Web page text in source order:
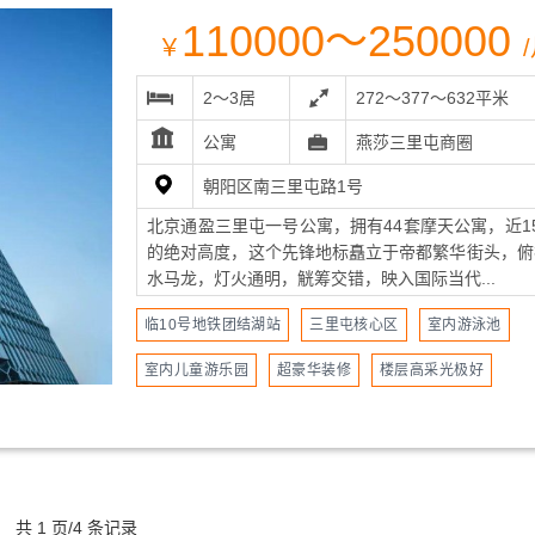
￥ 110000～250000 /
2～3居 272～377～632平米
公寓 燕莎三里屯商圈
朝阳区南三里屯路1号
北京通盈三里屯一号公寓，拥有44套摩天公寓，近
的绝对高度，这个先锋地标矗立于帝都繁华街头，
水马龙，灯火通明，觥筹交错，映入国际当代...
临10号地铁团结湖站 三里屯核心区 室内游泳池
室内儿童游乐园 超豪华装修 楼层高采光极好
共 1 页/4 条记录